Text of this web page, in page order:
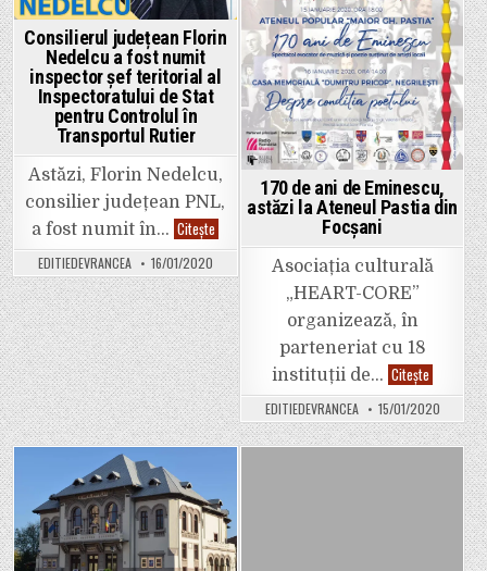
Consilierul județean Florin
Nedelcu a fost numit
inspector șef teritorial al
Inspectoratului de Stat
pentru Controlul în
Transportul Rutier
Astăzi, Florin Nedelcu,
consilier județean PNL,
a fost numit în… Citește
județean
Florin
a
fost
numit
inspector
șef
teritorial
al
Inspectoratului
de
Stat
pentru
Controlul
în
EDITIEDEVRANCEA 16/01/2020
170 de ani de Eminescu,
astăzi la Ateneul Pastia din
Focșani
Asociația culturală
„HEART-CORE”
organizează, în
parteneriat cu 18
instituții de… Citește
de
ani
de
Eminescu,
astăzi
Ateneul
Focșani
EDITIEDEVRANCEA 15/01/2020
Posted
in